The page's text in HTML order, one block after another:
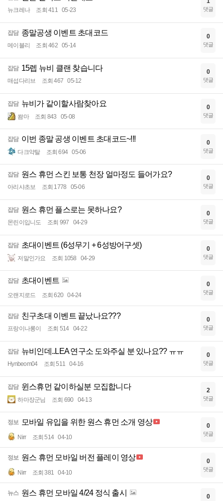
뉴크레나 조회 411 05-23 댓글
잡담 종말공생 이벤트 초대코드
메이블리 조회 462 05-14
0
댓글
잡담 15렙 뉴비 클랜 찾습니다
매섭다리브 조회 467 05-12
0
댓글
잡담 뉴비가 같이할사람찾아요
쐄마 조회 843 05-08
0
댓글
잡담 이번 종말 공생 이벤트 초대코드~!!!
다크약탈 조회 694 05-06
0
댓글
잡담 원스 휴먼 스킨 보통 천장 얼마정도 들어가요?
아리샤초보 조회 1778 05-06
0
댓글
잡담 원스 휴먼 플스로는 못하나요?
몬린이입니도 조회 997 04-29
0
댓글
잡담 초대이벤트 (6성무기 + 6성방어구셋)
저말인가요 조회 1058 04-29
0
댓글
잡담 초대이벤트
오랜지로드 조회 620 04-24
0
댓글
잡담 친구초대 이벤트 끝났나요???
프랑이나롱이 조회 514 04-22
0
댓글
잡담 뉴비인데..LEA 연구소 도와주실 분 있나요?? ㅠㅠ
Hynbeom04 조회 511 04-16
0
댓글
잡담 윈스휴먼 같이하실분 모집합니다
하마장군님 조회 690 04-13
2
댓글
정보 모바일 유입을 위한 원스 휴먼 소개 영상
Nirr 조회 514 04-10
0
댓글
정보 원스 휴먼 모바일 버전 플레이 영상
Nirr 조회 381 04-10
0
댓글
뉴스 원스 휴먼 모바일 4/24 정식 출시 0